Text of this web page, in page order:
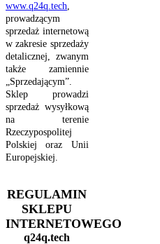
www.q24q.tech,
prowadzącym
sprzedaż internetową
w zakresie sprzedaży
detalicznej, zwanym
także zamiennie
„Sprzedającym”.
Sklep prowadzi
sprzedaż wysyłkową
na terenie
Rzeczypospolitej
Polskiej oraz Unii
Europejskiej.
REGULAMIN
SKLEPU
INTERNETOWEGO
q24q.tech